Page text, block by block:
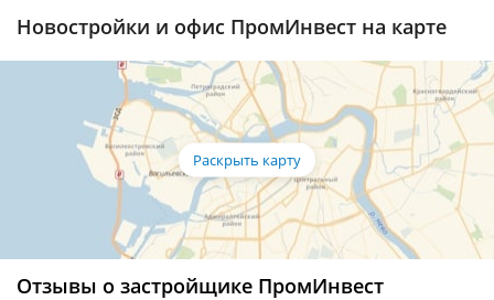
Новостройки и офис ПромИнвест на карте
Отзывы о застройщике ПромИнвест